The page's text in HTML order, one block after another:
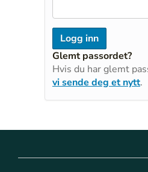
Glemt passordet?
Hvis du har glemt
vi sende deg et nytt.